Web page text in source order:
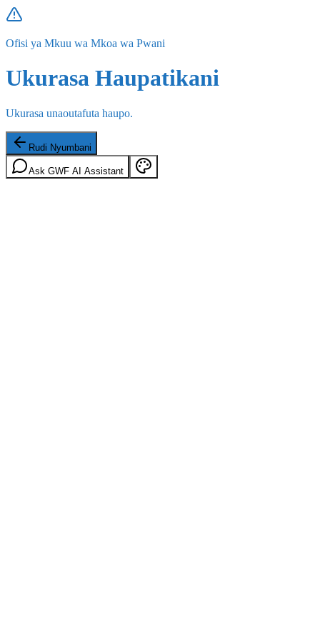
Ofisi ya Mkuu wa Mkoa wa Pwani
Ukurasa Haupatikani
Ukurasa unaoutafuta haupo.
Rudi Nyumbani
Ask GWF AI Assistant